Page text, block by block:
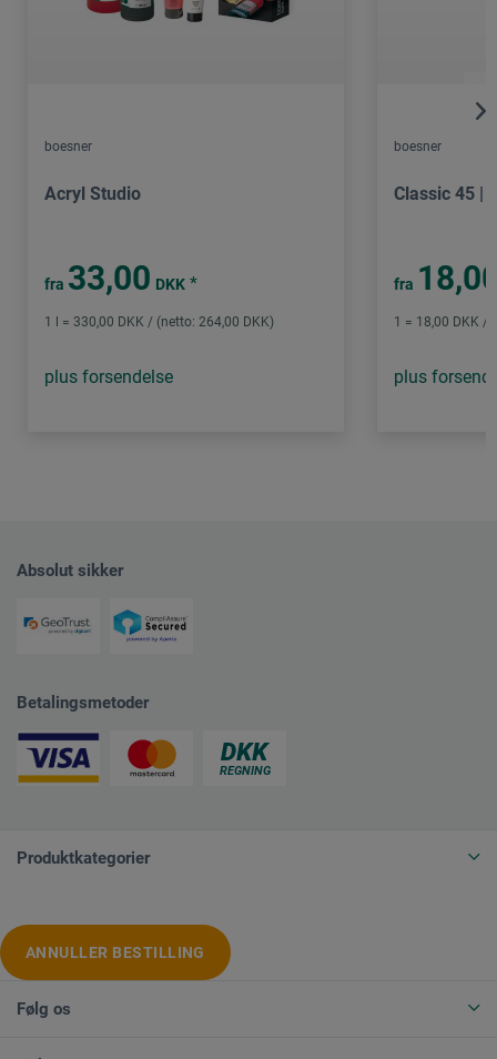
boesner
Acryl Studio
fra 33,00 DKK *
1 l = 330,00 DKK / (netto: 264,00 DKK)
plus forsendelse
boesner
Classic 45 |
fra
1 = 18,00 DKK /
plus
Absolut sikker
Betalingsmetoder
Produktkategorier
ANNULLER BESTILLING
Følg os